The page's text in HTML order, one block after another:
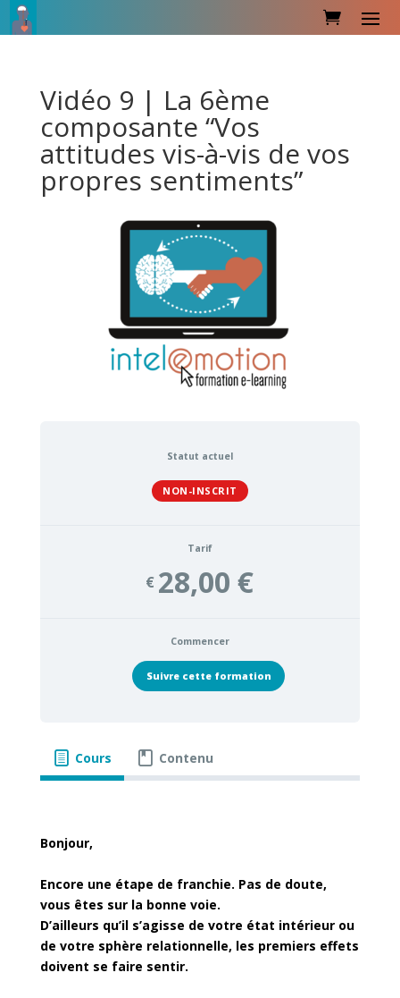
Vidéo 9 | La 6ème
composante “Vos
attitudes vis-à-vis de vos
propres sentiments”
Statut actuel
NON-INSCRIT
Tarif
€ 28,00 €
Commencer
Suivre cette formation
Cours Contenu
Bonjour,
Encore une étape de franchie. Pas de doute,
vous êtes sur la bonne voie.
D’ailleurs qu’il s’agisse de votre état intérieur ou
de votre sphère relationnelle, les premiers effets
doivent se faire sentir.